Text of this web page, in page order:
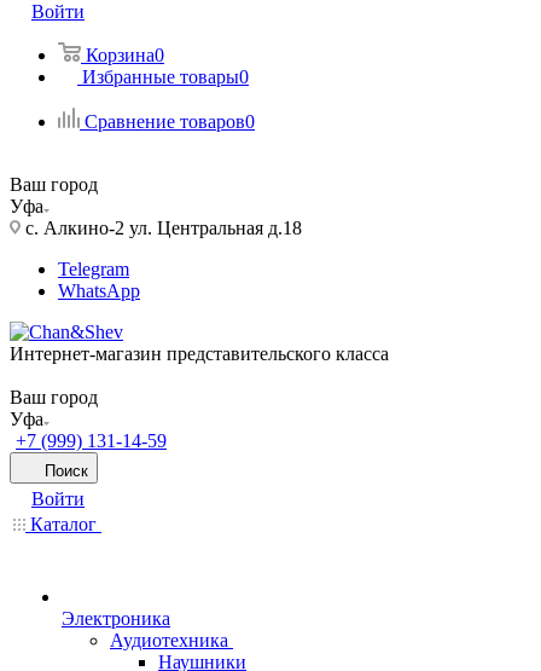
Войти
Корзина0
Избранные товары0
Сравнение товаров0
Ваш город
Уфа
с. Алкино-2 ул. Центральная д.18
Telegram
WhatsApp
Интернет-магазин представительского класса
Ваш город
Уфа
+7 (999) 131-14-59
Поиск
Войти
Каталог
Электроника
Аудиотехника
Наушники